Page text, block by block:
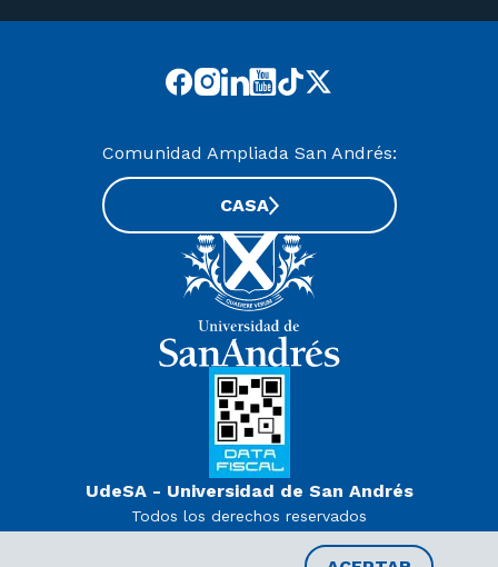
UdeSA - Universidad de San Andrés
Todos los derechos reservados
Decreto PEN 978/07
Comunidad Ampliada San Andrés:
CASA